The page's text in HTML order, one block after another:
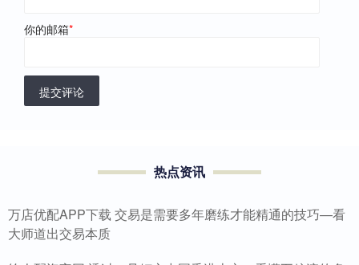
你的邮箱*
提交评论
热点资讯
万店优配APP下载 交易是需要多年磨练才能精通的技巧—看
大师道出交易本质